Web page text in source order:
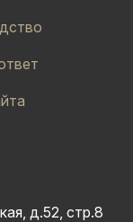
д.52, стр.8